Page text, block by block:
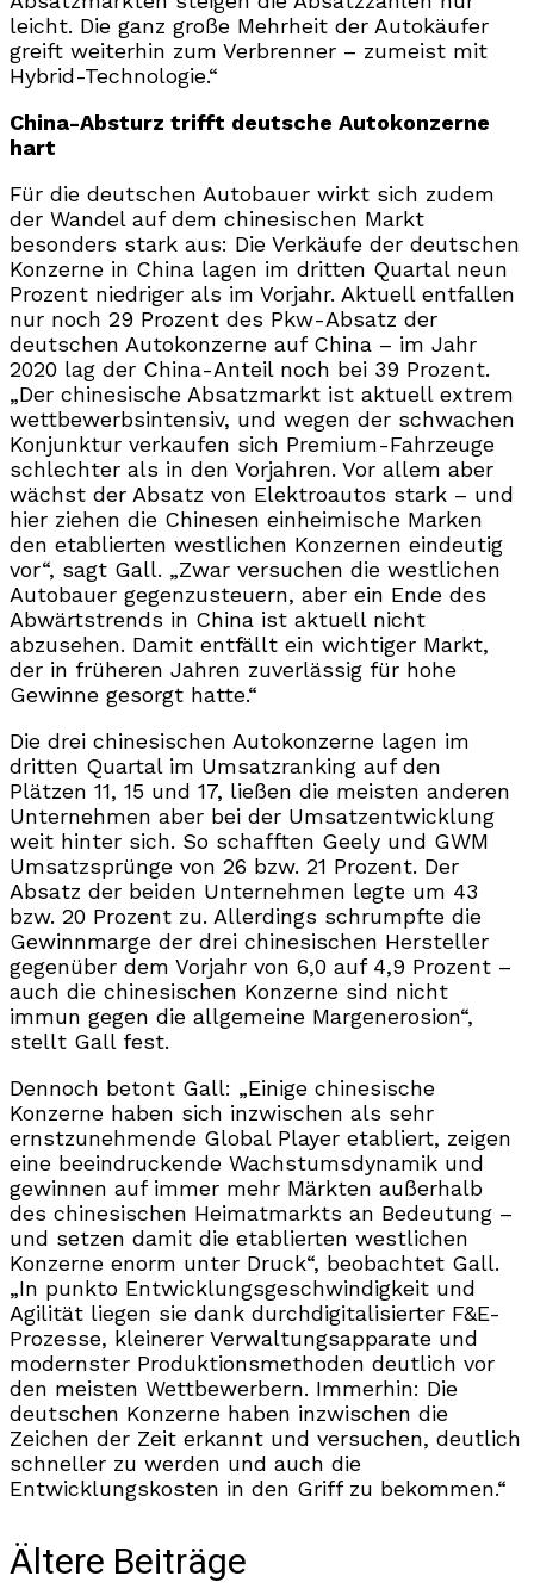
leicht. Die ganz große Mehrheit der Autokäufer
greift weiterhin zum Verbrenner – zumeist mit
Hybrid-Technologie.“
China-Absturz trifft deutsche Autokonzerne
hart
Für die deutschen Autobauer wirkt sich zudem
der Wandel auf dem chinesischen Markt
besonders stark aus: Die Verkäufe der deutschen
Konzerne in China lagen im dritten Quartal neun
Prozent niedriger als im Vorjahr. Aktuell entfallen
nur noch 29 Prozent des Pkw-Absatz der
deutschen Autokonzerne auf China – im Jahr
2020 lag der China-Anteil noch bei 39 Prozent.
„Der chinesische Absatzmarkt ist aktuell extrem
wettbewerbsintensiv, und wegen der schwachen
Konjunktur verkaufen sich Premium-Fahrzeuge
schlechter als in den Vorjahren. Vor allem aber
wächst der Absatz von Elektroautos stark – und
hier ziehen die Chinesen einheimische Marken
den etablierten westlichen Konzernen eindeutig
vor“, sagt Gall. „Zwar versuchen die westlichen
Autobauer gegenzusteuern, aber ein Ende des
Abwärtstrends in China ist aktuell nicht
abzusehen. Damit entfällt ein wichtiger Markt,
der in früheren Jahren zuverlässig für hohe
Gewinne gesorgt hatte.“
Die drei chinesischen Autokonzerne lagen im
dritten Quartal im Umsatzranking auf den
Plätzen 11, 15 und 17, ließen die meisten anderen
Unternehmen aber bei der Umsatzentwicklung
weit hinter sich. So schafften Geely und GWM
Umsatzsprünge von 26 bzw. 21 Prozent. Der
Absatz der beiden Unternehmen legte um 43
bzw. 20 Prozent zu. Allerdings schrumpfte die
Gewinnmarge der drei chinesischen Hersteller
gegenüber dem Vorjahr von 6,0 auf 4,9 Prozent –
auch die chinesischen Konzerne sind nicht
immun gegen die allgemeine Margenerosion“,
stellt Gall fest.
Dennoch betont Gall: „Einige chinesische
Konzerne haben sich inzwischen als sehr
ernstzunehmende Global Player etabliert, zeigen
eine beeindruckende Wachstumsdynamik und
gewinnen auf immer mehr Märkten außerhalb
des chinesischen Heimatmarkts an Bedeutung –
und setzen damit die etablierten westlichen
Konzerne enorm unter Druck“, beobachtet Gall.
„In punkto Entwicklungsgeschwindigkeit und
Agilität liegen sie dank durchdigitalisierter F&E-
Prozesse, kleinerer Verwaltungsapparate und
modernster Produktionsmethoden deutlich vor
den meisten Wettbewerbern. Immerhin: Die
deutschen Konzerne haben inzwischen die
Zeichen der Zeit erkannt und versuchen, deutlich
schneller zu werden und auch die
Entwicklungskosten in den Griff zu bekommen.“
Ältere Beiträge